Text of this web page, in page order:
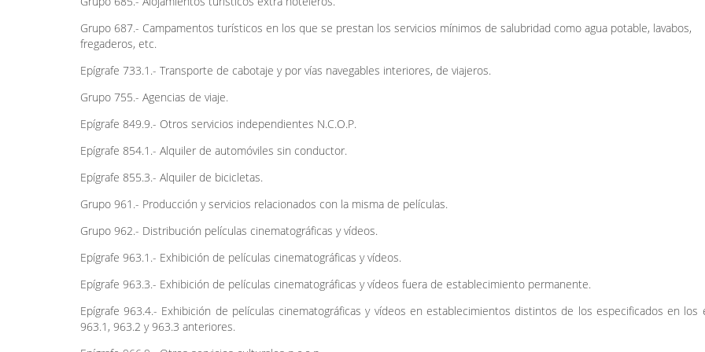
Grupo 687.- Campamentos turísticos en los que se prestan los servicios mínimos de salubridad como agua potable, lavabos,
fregaderos, etc.
Epígrafe 733.1.- Transporte de cabotaje y por vías navegables interiores, de viajeros.
Grupo 755.- Agencias de viaje.
Epígrafe 849.9.- Otros servicios independientes N.C.O.P.
Epígrafe 854.1.- Alquiler de automóviles sin conductor.
Epígrafe 855.3.- Alquiler de bicicletas.
Grupo 961.- Producción y servicios relacionados con la misma de películas.
Grupo 962.- Distribución películas cinematográficas y vídeos.
Epígrafe 963.1.- Exhibición de películas cinematográficas y vídeos.
Epígrafe 963.3.- Exhibición de películas cinematográficas y vídeos fuera de establecimiento permanente.
Epígrafe 963.4.- Exhibición de películas cinematográficas y vídeos en establecimientos distintos de los especificados en los
963.1, 963.2 y 963.3 anteriores.